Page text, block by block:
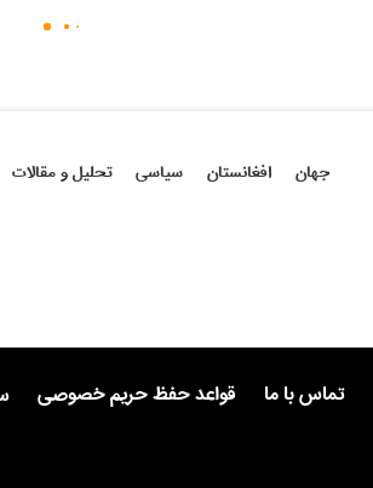
جهان افغانستان سیاسی تحلیل و مقالات
تماس با ما قواعد حفظ حریم خصوصی